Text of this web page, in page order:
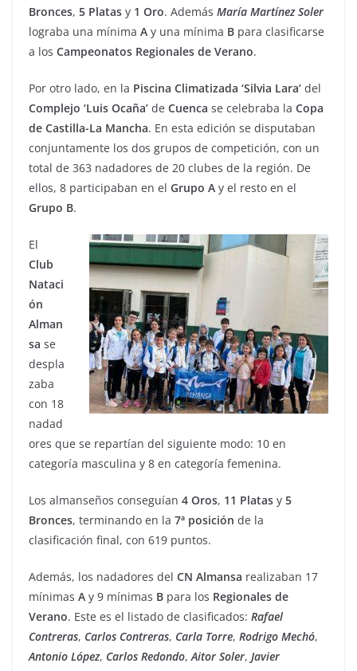
Bronces, 5 Platas y 1 Oro. Además María Martínez Soler
lograba una mínima A y una mínima B para clasificarse
a los Campeonatos Regionales de Verano.
Por otro lado, en la Piscina Climatizada ‘Silvia Lara’ del
Complejo ‘Luis Ocaña’ de Cuenca se celebraba la Copa
de Castilla-La Mancha. En esta edición se disputaban
conjuntamente los dos grupos de competición, con un
total de 363 nadadores de 20 clubes de la región. De
ellos, 8 participaban en el Grupo A y el resto en el
Grupo B.
El
Club
Nataci
ón
Alman
sa se
despla
zaba
con 18
nadad
ores que se repartían del siguiente modo: 10 en
categoría masculina y 8 en categoría femenina.
Los almanseños conseguían 4 Oros, 11 Platas y 5
Bronces, terminando en la 7ª posición de la
clasificación final, con 619 puntos.
Además, los nadadores del CN Almansa realizaban 17
mínimas A y 9 mínimas B para los Regionales de
Verano. Este es el listado de clasificados: Rafael
Contreras, Carlos Contreras, Carla Torre, Rodrigo Mechó,
Antonio López, Carlos Redondo,Aitor Soler, Javier